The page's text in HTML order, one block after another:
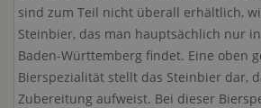
sind zum Teil nicht überall erhältlich,
Steinbier, das man hauptsächlich nur
Baden-Württemberg findet. Eine oben
Bierspezialität stellt das Steinbier dar,
Zubereitung aufweist. Bei dieser